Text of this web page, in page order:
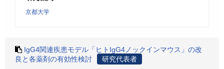
京都大学
IgG4関連疾患モデル「ヒトIgG4ノックインマウス」の改
良と各薬剤の有効性検討
研究代表者